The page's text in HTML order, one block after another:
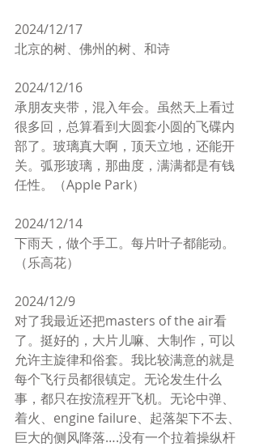
2024/12/17
北京的树、佛州的树、和诗
2024/12/16
承朋友夹带，混入年会。虽然天上看过
很多回，总算看到大圆套小圆的飞碟内
部了。玻璃真大啊，顶天立地，还能开
关。弧形玻璃，那曲度，满满都是有钱
任性。（Apple Park）
2024/12/14
下雨天，做个手工。每片叶子都能动。
（乐高花）
2024/12/9
对了我最近还把masters of the air看
了。挺好的，大片儿嘛、大制作，可以
允许主旋律和俗套。我比较满意的就是
每个飞行员都很镇定。无论发生什么
事，都只在按流程开飞机。无论中弹、
着火、engine failure、起落架下不去、
巨大的侧风降落….没有一个拉着操纵杆